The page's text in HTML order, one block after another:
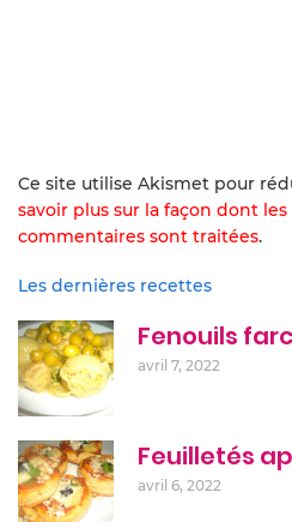
Ce site utilise Akismet pour
savoir plus sur la façon dont
commentaires sont traitées.
Les dernières recettes
Fenouils
avril 7, 2022
Feuilletés
avril 6, 2022